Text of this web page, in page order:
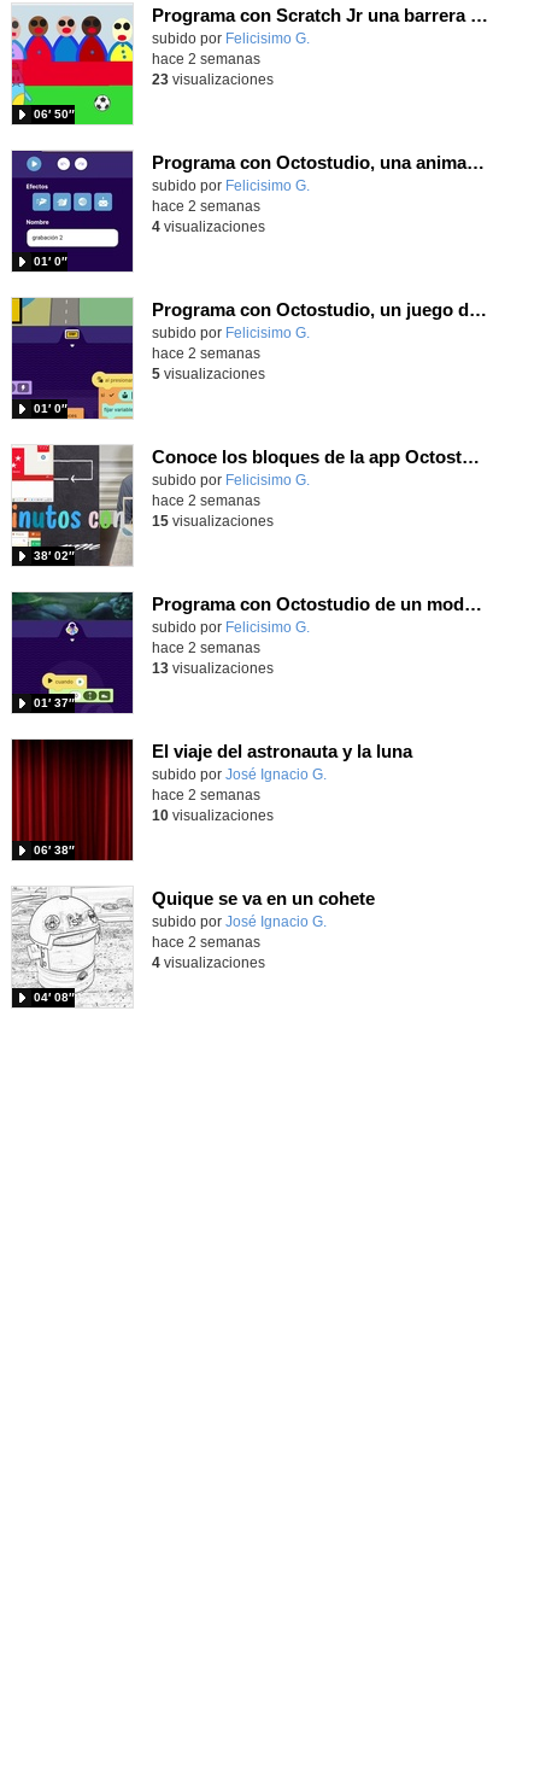
Programa con Scratch Jr una barrera que se desplaza para dar sensación de movimiento
Contenido educativo.
subido por Felicisimo G.
06′ 50″
hace 2 semanas
23visualizaciones
Programa con Octostudio, una animación utilizando la cámara para una foto y audio y texto para comunicar.
Contenido educativo.
subido por Felicisimo G.
01′ 0″
hace 2 semanas
4visualizaciones
Programa con Octostudio, un juego de Educación Víal cruzando un paso de cebra.
Contenido educativo.
subido por Felicisimo G.
01′ 0″
hace 2 semanas
5visualizaciones
Conoce los bloques de la app Octostudio, gratuito, offline y para tu tablet y móvil - Contenido educativo
Contenido educativo.
subido por Felicisimo G.
38′ 02″
hace 2 semanas
15visualizaciones
Programa con Octostudio de un modo sencillo, offline y gratuito
Contenido educativo.
subido por Felicisimo G.
01′ 37″
hace 2 semanas
13visualizaciones
El viaje del astronauta y la luna
Contenido educativo.
subido por José Ignacio G.
06′ 38″
hace 2 semanas
10visualizaciones
Quique se va en un cohete
Contenido educativo.
subido por José Ignacio G.
04′ 08″
hace 2 semanas
4visualizaciones